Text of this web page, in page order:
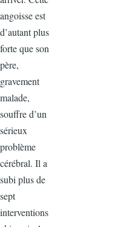
angoisse est
d’autant plus
forte que son
père,
gravement
malade,
souffre d’un
sérieux
problème
cérébral. Il a
subi plus de
sept
interventions